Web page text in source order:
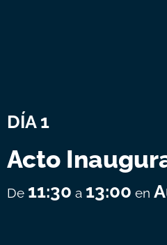
DÍA 1
Acto
De 11:30 a 13:00 en